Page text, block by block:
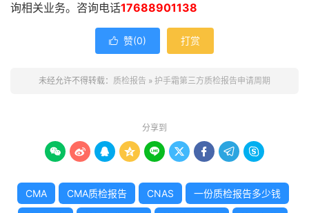
询相关业务。咨询电话17688901138
 赞(0) 打赏
未经允许不得转载： 质检报告 » 护手霜第三方质检报告申请周期
分享到
        
CMA CMA质检报告 CNAS 一份质检报告多少钱